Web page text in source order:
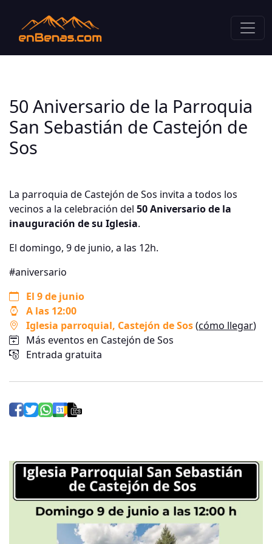
50 Aniversario de la Parroquia
San Sebastián de Castejón de
Sos
La parroquia de Castejón de Sos invita a todos los
vecinos a la celebración del 50 Aniversario de la
inauguración de su Iglesia.
El domingo, 9 de junio, a las 12h.
#aniversario
El 9 de junio
A las 12:00
Iglesia parroquial, Castejón de Sos(cómo llegar)
Más eventos en Castejón de Sos
Entrada gratuita